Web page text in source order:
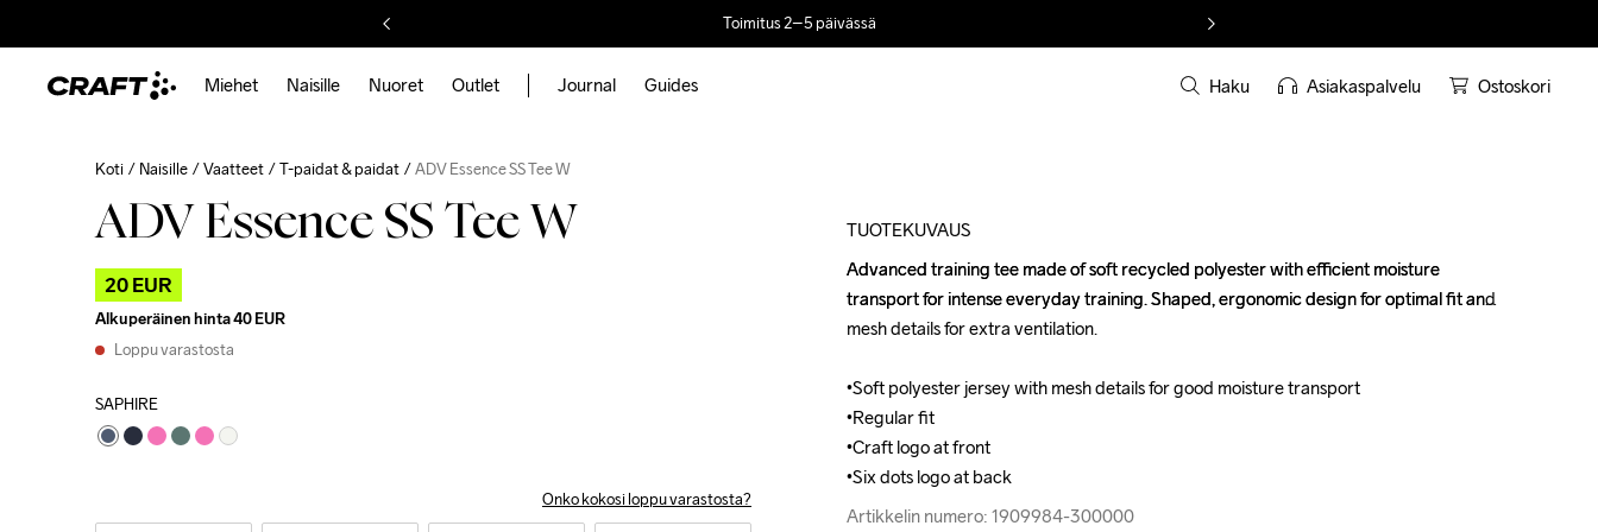
Toimitus 2–5 päivässä
Miehet Naisille Nuoret Outlet Journal Guides Haku Asiakaspalvelu Ostoskori
Koti Naisille Vaatteet T-paidat & paidat ADV Essence SS Tee W
ADV Essence SS Tee W
20 EUR
Alkuperäinen hinta40 EUR
Loppu varastosta
SAPHIRE
Onko kokosi loppu varastosta?
TUOTEKUVAUS
Advanced training tee made of soft recycled polyester with efficient moisture
transport for intense everyday training. Shaped, ergonomic design for optimal fit and
mesh details for extra ventilation.
•Soft polyester jersey with mesh details for good moisture transport
•Regular fit
•Craft logo at front
•Six dots logo at back
Artikkelin numero: 1909984-300000
Advanced training tee made of soft recycled polyester with efficient moisture
transport for intense everyday training. Shaped, ergonomic design for optimal fit and
mesh details for extra ventilation.
•Soft polyester jersey with mesh details for good moisture transport
•Regular fit
•Craft logo at front
•Six dots logo at back
Artikkelin numero: 1909984-300000